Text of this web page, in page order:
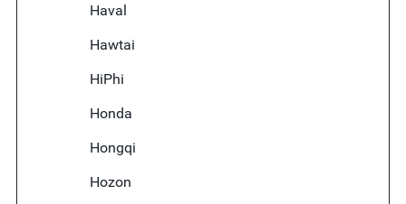
Haval
Hawtai
HiPhi
Honda
Hongqi
Hozon